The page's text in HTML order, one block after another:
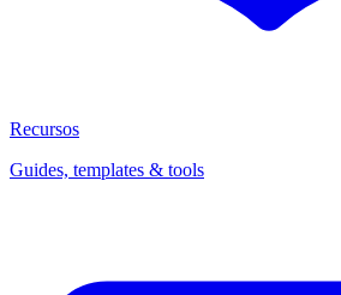
Recursos
Guides, templates & tools